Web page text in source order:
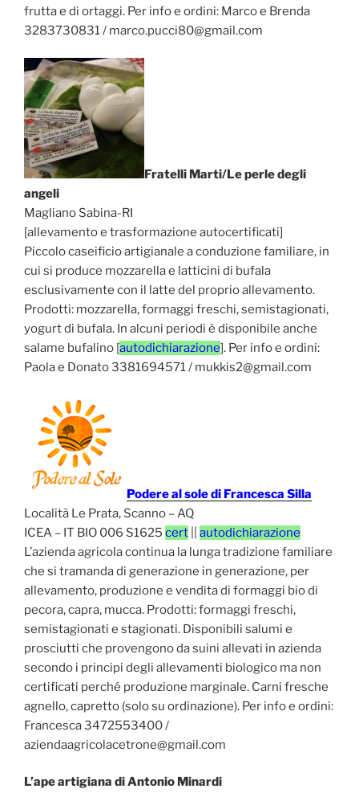
frutta e di ortaggi. Per info e ordini: Marco e Brenda
3283730831 / marco.pucci80@gmail.com
Fratelli Marti/Le perle degli
angeli
Magliano Sabina-RI
[allevamento e trasformazione autocertificati]
Piccolo caseificio artigianale a conduzione familiare, in
cui si produce mozzarella e latticini di bufala
esclusivamente con il latte del proprio allevamento.
Prodotti: mozzarella, formaggi freschi, semistagionati,
yogurt di bufala. In alcuni periodi è disponibile anche
salame bufalino [autodichiarazione]. Per info e ordini:
Paola e Donato 3381694571 / mukkis2@gmail.com
Podere al sole di Francesca Silla
Località Le Prata, Scanno – AQ
ICEA – IT BIO 006 S1625 cert
autodichiarazione
L’azienda agricola continua la lunga tradizione familiare
che si tramanda di generazione in generazione, per
allevamento, produzione e vendita di formaggi bio di
pecora, capra, mucca. Prodotti: formaggi freschi,
semistagionati e stagionati. Disponibili salumi e
prosciutti che provengono da suini allevati in azienda
secondo i principi degli allevamenti biologico ma non
certificati perché produzione marginale. Carni fresche
agnello, capretto (solo su ordinazione). Per info e ordini:
Francesca 3472553400 /
aziendaagricolacetrone@gmail.com
L’ape artigiana di Antonio Minardi